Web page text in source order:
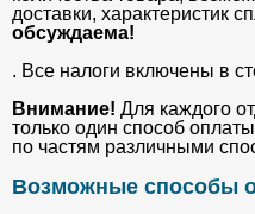
доставки, характеристик
обсуждаема!
. Все налоги включены в
Внимание! Для каждого
только один способ
по частям различными
Возможные способы